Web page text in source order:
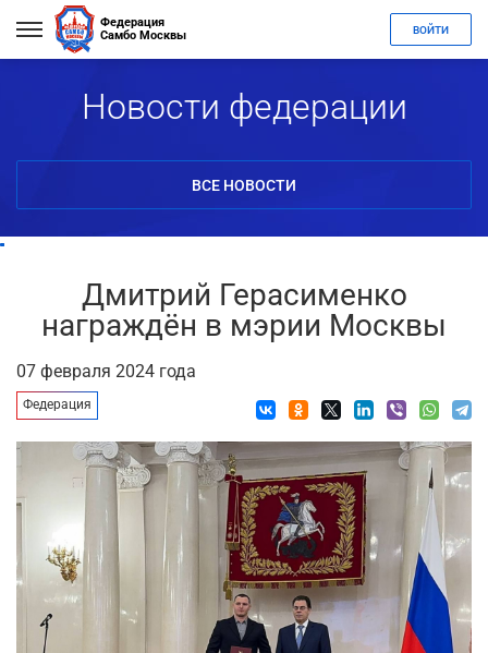
Федерация
Самбо Москвы
ВОЙТИ
Новости федерации
ВСЕ НОВОСТИ
Дмитрий Герасименко
награждён в мэрии Москвы
07 февраля 2024 года
Федерация